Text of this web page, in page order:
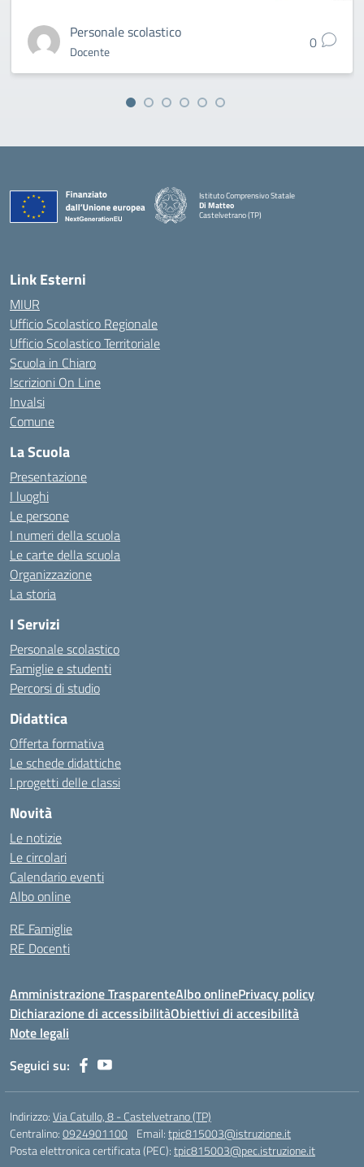
Personale scolastico
Docente 0
Istituto Comprensivo Statale
Di Matteo
Castelvetrano (TP)
Link Esterni
MIUR
Ufficio Scolastico Regionale
Ufficio Scolastico Territoriale
Scuola in Chiaro
Iscrizioni On Line
Invalsi
Comune
La Scuola
Presentazione
I luoghi
Le persone
I numeri della scuola
Le carte della scuola
Organizzazione
La storia
I Servizi
Personale scolastico
Famiglie e studenti
Percorsi di studio
Didattica
Offerta formativa
Le schede didattiche
I progetti delle classi
Novità
Le notizie
Le circolari
Calendario eventi
Albo online
RE Famiglie
RE Docenti
Amministrazione TrasparenteAlbo onlinePrivacy policy
Dichiarazione di accessibilitàObiettivi di accesibilità
Note legali
Seguici su:
Indirizzo:Via Catullo, 8 - Castelvetrano (TP)
Centralino:0924901100 Email:tpic815003@istruzione.it
Posta elettronica certificata (PEC):tpic815003@pec.istruzione.it